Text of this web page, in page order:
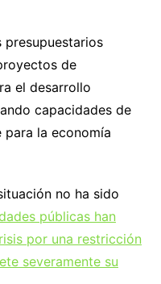
de
el desarrollo
capacidades de
la economía
no ha sido
públicas han
por una restricción
severamente su